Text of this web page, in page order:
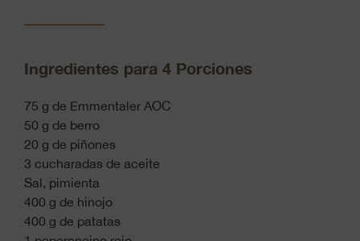
Ingredientes para 4 Porciones
75 g de Emmentaler AOC
50 g de berro
20 g de piñones
3 cucharadas de aceite
Sal, pimienta
400 g de hinojo
400 g de patatas